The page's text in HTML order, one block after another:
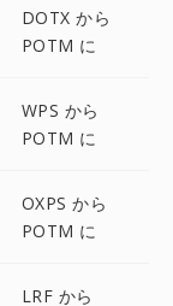
DOTX から
POTM に
WPS から
POTM に
OXPS から
POTM に
LRF から